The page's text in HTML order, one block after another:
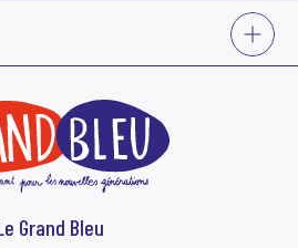
VOIR
PLUS
ne pourra être effectué.
Grand Bleu